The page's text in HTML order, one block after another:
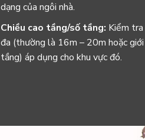
dạng của ngôi nhà.
Chiều cao tầng/số tầng: Kiểm
đa (thường là 16m – 20m hoặc
tầng) áp dụng cho khu vực đó.